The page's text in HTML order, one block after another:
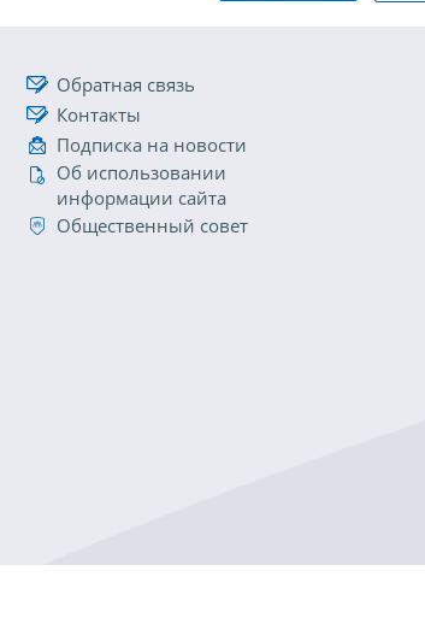
Обратная связь
Контакты
Подписка на новости
Об использовании
информации сайта
Общественный совет